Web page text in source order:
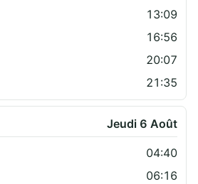
13:09
16:56
20:07
21:35
Jeudi 6 Août
04:40
06:16